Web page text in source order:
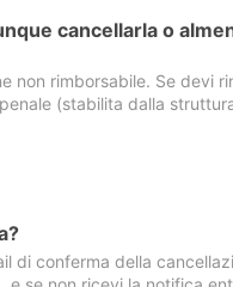
cancellarla o
non rimborsabile. Se devi
(stabilita dalla
di conferma della